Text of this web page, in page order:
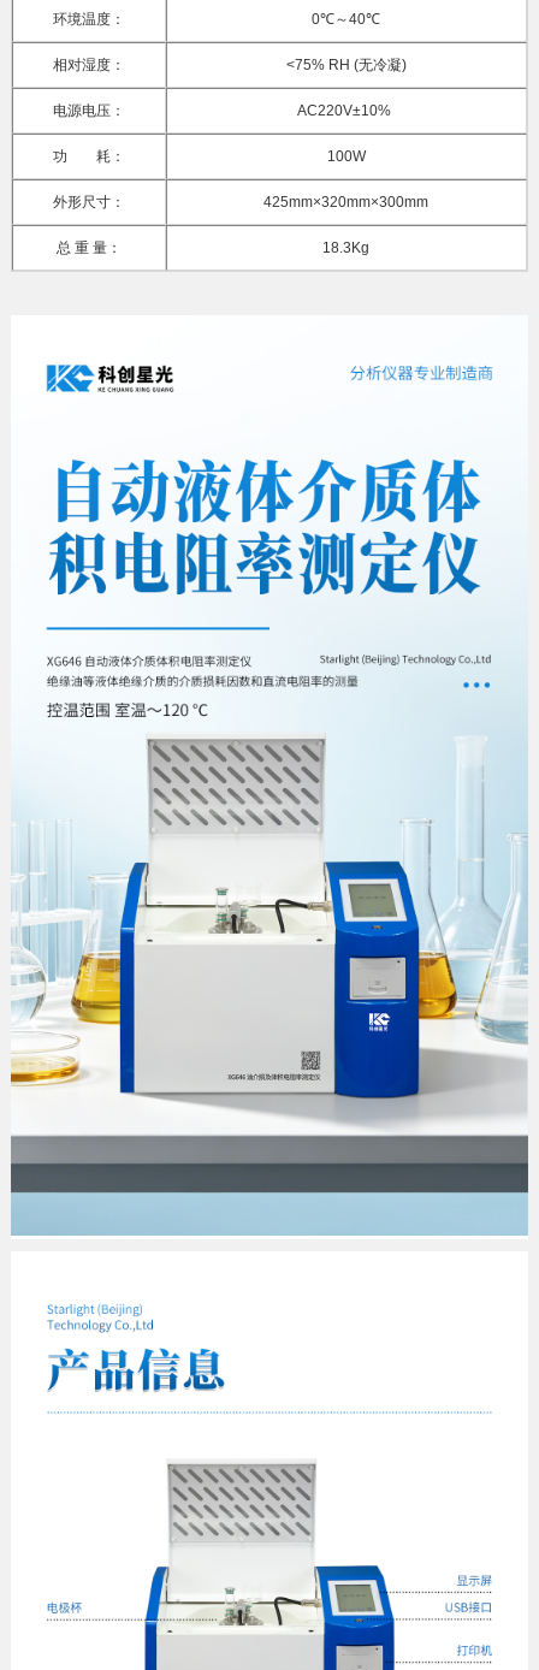
环境温度： 0℃～40℃
相对湿度： <75% RH (无冷凝)
电源电压： AC220V±10%
功 耗： 100W
外形尺寸： 425mm×320mm×300mm
总 重 量： 18.3Kg